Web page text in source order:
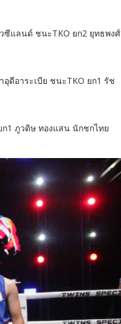
ซีแลนด์ ชนะTKO ยก2 ยุทธพงศ์
ดีอาระเบีย ชนะTKO ยก1 รัช
1 ภูวดิษ ทองแสน นักชกไทย